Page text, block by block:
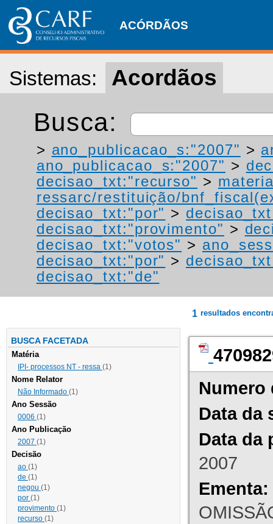
ACÓRDÃOS
Sistemas: Acordãos
Busca:
> ano_publicacao_s:"2007" >
ano_publicacao_s:"2007" >
decisao_txt:"recurso" >
ressarc/restituição/
decisao_txt:"por" >
decisao_txt:"provimento" >
decisao_txt:"votos" >
decisao_txt:"por" >
decisao_txt:"de"
BUSCA FACETADA
Matéria
IPI- processos NT - ressa (1)
Nome Relator
Não Informado (1)
Ano Sessão
0006 (1)
Ano Publicação
2007 (1)
Decisão
ao (1)
de (1)
negou (1)
por (1)
provimento (1)
recurso (1)
1 resultados
Numero
Data da
Data da
2007
Ementa: